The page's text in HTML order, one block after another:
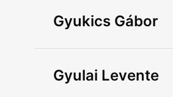
Gyukics Gábor
Gyulai Levente